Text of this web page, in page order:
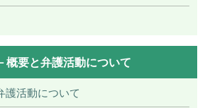
概要と弁護活動について
護活動について